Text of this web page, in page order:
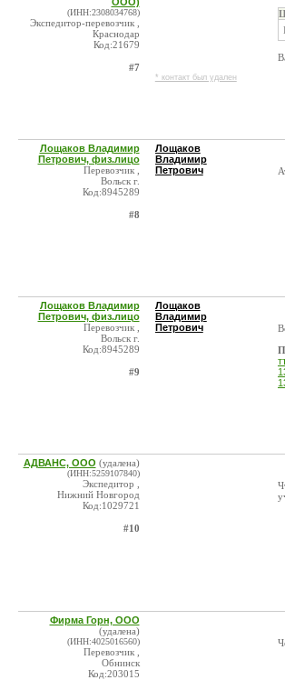
(ИНН:2308034768)
Экспедитор-перевозчик ,
Краснодар
Код:21679
#7
* контакт был удален
Лощаков Владимир
Петрович, физ.лицо
Перевозчик ,
Вольск г.
Код:8945289
#8
Лощаков
Владимир
Петрович
Лощаков Владимир
Петрович, физ.лицо
Перевозчик ,
Вольск г.
Код:8945289
#9
Лощаков
Владимир
Петрович
АДВАНС, ООО (удалена)
(ИНН:5259107840)
Экспедитор ,
Нижний Новгород
Код:1029721
#10
Фирма Горн, ООО
(удалена)
(ИНН:4025016560)
Перевозчик ,
Обнинск
Код:203015